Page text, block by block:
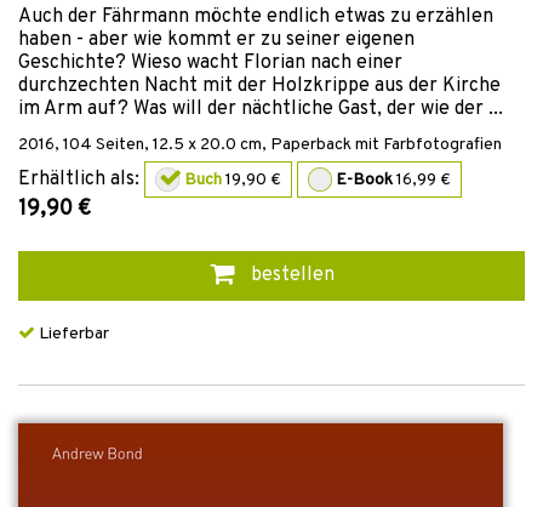
Auch der Fährmann möchte endlich etwas zu erzählen
haben - aber wie kommt er zu seiner eigenen
Geschichte? Wieso wacht Florian nach einer
durchzechten Nacht mit der Holzkrippe aus der Kirche
im Arm auf? Was will der nächtliche Gast, der wie der ...
2016, 104 Seiten, 12.5 x 20.0 cm, Paperback mit Farbfotografien
Erhältlich als: Buch19,90 € E-Book16,99 €
19,90 €
bestellen
Lieferbar